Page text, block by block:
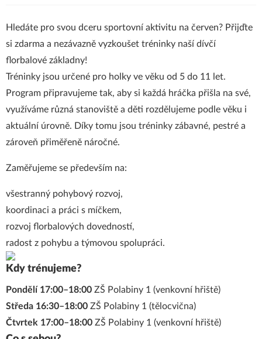
Hledáte pro svou dceru sportovní aktivitu na červen? Přijďte
si zdarma a nezávazně vyzkoušet tréninky naší dívčí
florbalové základny!
Tréninky jsou určené pro holky ve věku od 5 do 11 let.
Program připravujeme tak, aby si každá hráčka přišla na své,
využíváme různá stanoviště a děti rozdělujeme podle věku i
aktuální úrovně. Díky tomu jsou tréninky zábavné, pestré a
zároveň přiměřeně náročné.
Zaměřujeme se především na:
všestranný pohybový rozvoj,
koordinaci a práci s míčkem,
rozvoj florbalových dovedností,
radost z pohybu a týmovou spolupráci.
Kdy trénujeme?
Pondělí 17:00–18:00 ZŠ Polabiny 1 (venkovní hřiště)
Středa 16:30–18:00 ZŠ Polabiny 1 (tělocvična)
Čtvrtek 17:00–18:00 ZŠ Polabiny 1 (venkovní hřiště)